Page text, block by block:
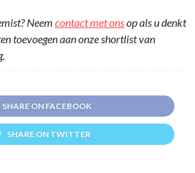
Neem contact met onsop als u denkt
toevoegen aan onze shortlist van
SHARE ON FACEBOOK
SHARE ON TWITTER